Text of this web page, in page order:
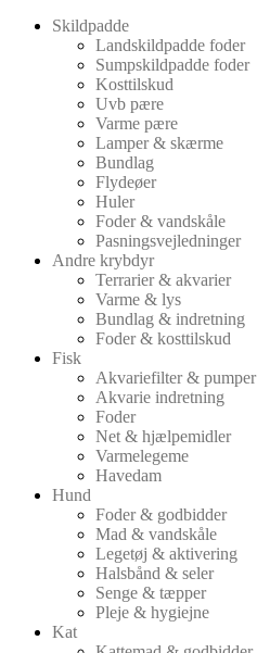
Skildpadde
Landskildpadde foder
Sumpskildpadde foder
Kosttilskud
Uvb pære
Varme pære
Lamper & skærme
Bundlag
Flydeøer
Huler
Foder & vandskåle
Pasningsvejledninger
Andre krybdyr
Terrarier & akvarier
Varme & lys
Bundlag & indretning
Foder & kosttilskud
Fisk
Akvariefilter & pumper
Akvarie indretning
Foder
Net & hjælpemidler
Varmelegeme
Havedam
Hund
Foder & godbidder
Mad & vandskåle
Legetøj & aktivering
Halsbånd & seler
Senge & tæpper
Pleje & hygiejne
Kat